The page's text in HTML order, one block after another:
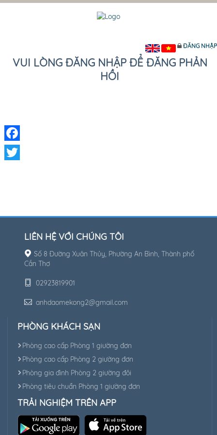
ĐĂNG NHẬP
VUI LÒNG ĐĂNG NHẬP ĐỂ ĐĂNG PHẢN
HỒI
LIÊN HỆ VỚI CHÚNG TÔI
Số 8 Đường Xuân Thủy, Phường An Bình, Thành phố
Cần Thơ
02923819901
anhdaomekong2@gmail.com
PHÒNG KHÁCH SẠN
Phòng cao cấp Phòng 1 giường đơn
Phòng cao cấp Phòng 2 giường đơn
Phòng gia đình Phòng 2 giường đôi
Phòng tiêu chuẩn Phòng 1 giường đơn
TRẢI NGHIỆM TRÊN APP
Facebook